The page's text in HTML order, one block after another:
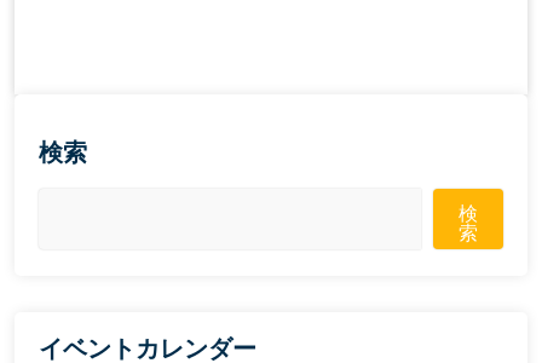
検索
検
索
イベントカレンダー